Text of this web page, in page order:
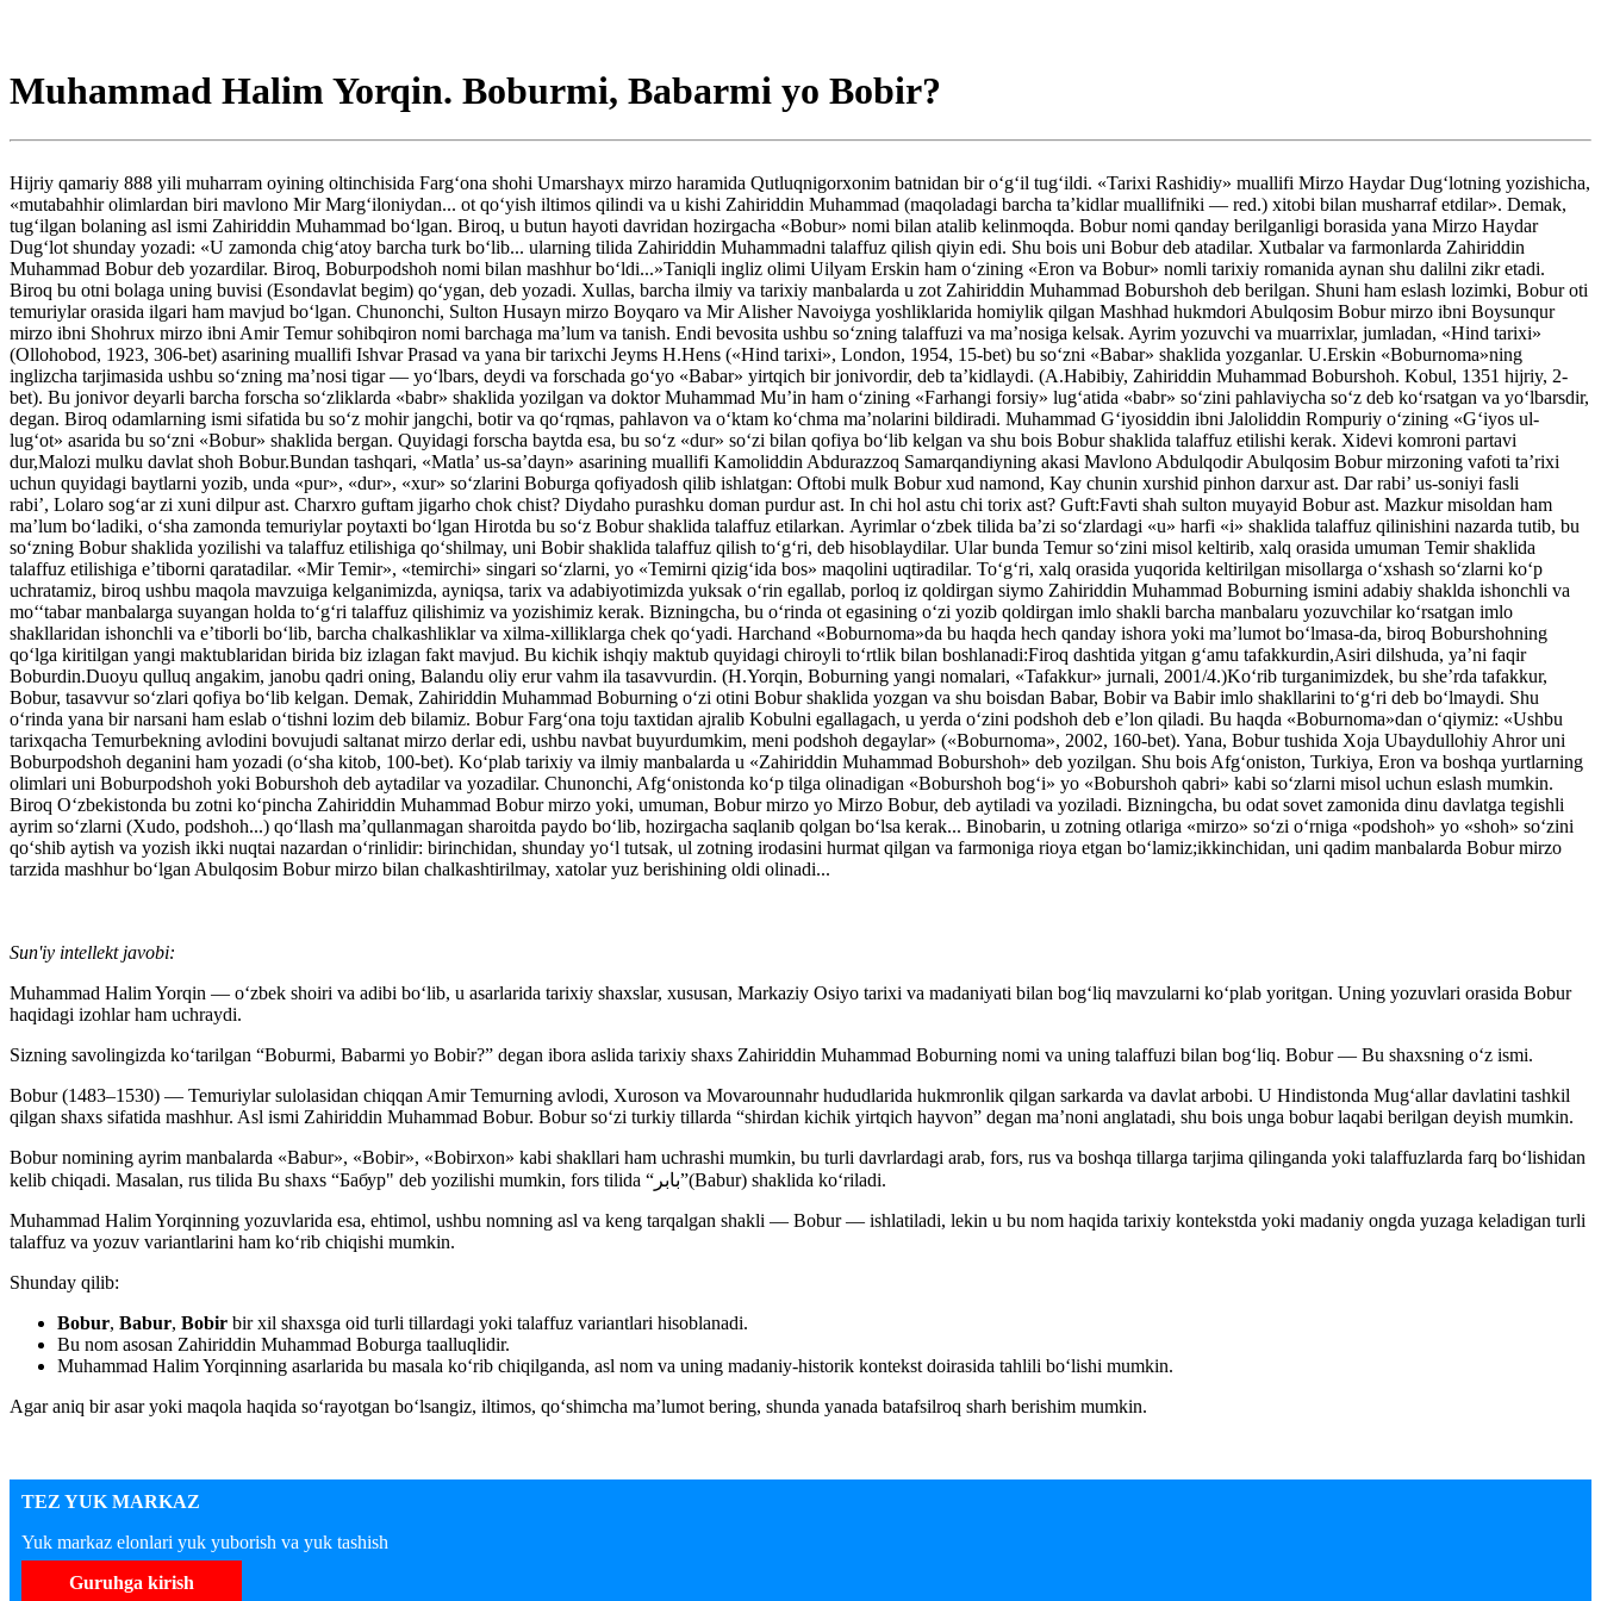
Muhammad Halim Yorqin. Boburmi, Babarmi yo Bobir?
Hijriy qamariy 888 yili muharram oyining oltinchisida Farg‘ona shohi Umarshayx mirzo haramida Qutluqnigorxonim batnidan bir o‘g‘il tug‘ildi. «Tarixi Rashidiy» muallifi Mirzo Haydar Dug‘lotning yozishicha,
«mutabahhir olimlardan biri mavlono Mir Marg‘iloniydan... ot qo‘yish iltimos qilindi va u kishi Zahiriddin Muhammad (maqoladagi barcha ta’kidlar muallifniki — red.) xitobi bilan musharraf etdilar». Demak,
tug‘ilgan bolaning asl ismi Zahiriddin Muhammad bo‘lgan. Biroq, u butun hayoti davridan hozirgacha «Bobur» nomi bilan atalib kelinmoqda. Bobur nomi qanday berilganligi borasida yana Mirzo Haydar
Dug‘lot shunday yozadi: «U zamonda chig‘atoy barcha turk bo‘lib... ularning tilida Zahiriddin Muhammadni talaffuz qilish qiyin edi. Shu bois uni Bobur deb atadilar. Xutbalar va farmonlarda Zahiriddin
Muhammad Bobur deb yozardilar. Biroq, Boburpodshoh nomi bilan mashhur bo‘ldi...»Taniqli ingliz olimi Uilyam Erskin ham o‘zining «Eron va Bobur» nomli tarixiy romanida aynan shu dalilni zikr etadi.
Biroq bu otni bolaga uning buvisi (Esondavlat begim) qo‘ygan, deb yozadi. Xullas, barcha ilmiy va tarixiy manbalarda u zot Zahiriddin Muhammad Boburshoh deb berilgan. Shuni ham eslash lozimki, Bobur oti
temuriylar orasida ilgari ham mavjud bo‘lgan. Chunonchi, Sulton Husayn mirzo Boyqaro va Mir Alisher Navoiyga yoshliklarida homiylik qilgan Mashhad hukmdori Abulqosim Bobur mirzo ibni Boysunqur
mirzo ibni Shohrux mirzo ibni Amir Temur sohibqiron nomi barchaga ma’lum va tanish. Endi bevosita ushbu so‘zning talaffuzi va ma’nosiga kelsak. Ayrim yozuvchi va muarrixlar, jumladan, «Hind tarixi»
(Ollohobod, 1923, 306-bet) asarining muallifi Ishvar Prasad va yana bir tarixchi Jeyms H.Hens («Hind tarixi», London, 1954, 15-bet) bu so‘zni «Babar» shaklida yozganlar. U.Erskin «Boburnoma»ning
inglizcha tarjimasida ushbu so‘zning ma’nosi tigar — yo‘lbars, deydi va forschada go‘yo «Babar» yirtqich bir jonivordir, deb ta’kidlaydi. (A.Habibiy, Zahiriddin Muhammad Boburshoh. Kobul, 1351 hijriy, 2-
bet). Bu jonivor deyarli barcha forscha so‘zliklarda «babr» shaklida yozilgan va doktor Muhammad Mu’in ham o‘zining «Farhangi forsiy» lug‘atida «babr» so‘zini pahlaviycha so‘z deb ko‘rsatgan va yo‘lbarsdir,
degan. Biroq odamlarning ismi sifatida bu so‘z mohir jangchi, botir va qo‘rqmas, pahlavon va o‘ktam ko‘chma ma’nolarini bildiradi. Muhammad G‘iyosiddin ibni Jaloliddin Rompuriy o‘zining «G‘iyos ul-
lug‘ot» asarida bu so‘zni «Bobur» shaklida bergan. Quyidagi forscha baytda esa, bu so‘z «dur» so‘zi bilan qofiya bo‘lib kelgan va shu bois Bobur shaklida talaffuz etilishi kerak. Xidevi komroni partavi
dur,Malozi mulku davlat shoh Bobur.Bundan tashqari, «Matla’ us-sa’dayn» asarining muallifi Kamoliddin Abdurazzoq Samarqandiyning akasi Mavlono Abdulqodir Abulqosim Bobur mirzoning vafoti ta’rixi
uchun quyidagi baytlarni yozib, unda «pur», «dur», «xur» so‘zlarini Boburga qofiyadosh qilib ishlatgan: Oftobi mulk Bobur xud namond, Kay chunin xurshid pinhon darxur ast. Dar rabi’ us-soniyi fasli
rabi’, Lolaro sog‘ar zi xuni dilpur ast. Charxro guftam jigarho chok chist? Diydaho purashku doman purdur ast. In chi hol astu chi torix ast? Guft:Favti shah sulton muyayid Bobur ast. Mazkur misoldan ham
ma’lum bo‘ladiki, o‘sha zamonda temuriylar poytaxti bo‘lgan Hirotda bu so‘z Bobur shaklida talaffuz etilarkan. Ayrimlar o‘zbek tilida ba’zi so‘zlardagi «u» harfi «i» shaklida talaffuz qilinishini nazarda tutib, bu
so‘zning Bobur shaklida yozilishi va talaffuz etilishiga qo‘shilmay, uni Bobir shaklida talaffuz qilish to‘g‘ri, deb hisoblaydilar. Ular bunda Temur so‘zini misol keltirib, xalq orasida umuman Temir shaklida
talaffuz etilishiga e’tiborni qaratadilar. «Mir Temir», «temirchi» singari so‘zlarni, yo «Temirni qizig‘ida bos» maqolini uqtiradilar. To‘g‘ri, xalq orasida yuqorida keltirilgan misollarga o‘xshash so‘zlarni ko‘p
uchratamiz, biroq ushbu maqola mavzuiga kelganimizda, ayniqsa, tarix va adabiyotimizda yuksak o‘rin egallab, porloq iz qoldirgan siymo Zahiriddin Muhammad Boburning ismini adabiy shaklda ishonchli va
mo‘‘tabar manbalarga suyangan holda to‘g‘ri talaffuz qilishimiz va yozishimiz kerak. Bizningcha, bu o‘rinda ot egasining o‘zi yozib qoldirgan imlo shakli barcha manbalaru yozuvchilar ko‘rsatgan imlo
shakllaridan ishonchli va e’tiborli bo‘lib, barcha chalkashliklar va xilma-xilliklarga chek qo‘yadi. Harchand «Boburnoma»da bu haqda hech qanday ishora yoki ma’lumot bo‘lmasa-da, biroq Boburshohning
qo‘lga kiritilgan yangi maktublaridan birida biz izlagan fakt mavjud. Bu kichik ishqiy maktub quyidagi chiroyli to‘rtlik bilan boshlanadi:Firoq dashtida yitgan g‘amu tafakkurdin,Asiri dilshuda, ya’ni faqir
Boburdin.Duoyu qulluq angakim, janobu qadri oning, Balandu oliy erur vahm ila tasavvurdin. (H.Yorqin, Boburning yangi nomalari, «Tafakkur» jurnali, 2001/4.)Ko‘rib turganimizdek, bu she’rda tafakkur,
Bobur, tasavvur so‘zlari qofiya bo‘lib kelgan. Demak, Zahiriddin Muhammad Boburning o‘zi otini Bobur shaklida yozgan va shu boisdan Babar, Bobir va Babir imlo shakllarini to‘g‘ri deb bo‘lmaydi. Shu
o‘rinda yana bir narsani ham eslab o‘tishni lozim deb bilamiz. Bobur Farg‘ona toju taxtidan ajralib Kobulni egallagach, u yerda o‘zini podshoh deb e’lon qiladi. Bu haqda «Boburnoma»dan o‘qiymiz: «Ushbu
tarixqacha Temurbekning avlodini bovujudi saltanat mirzo derlar edi, ushbu navbat buyurdumkim, meni podshoh degaylar» («Boburnoma», 2002, 160-bet). Yana, Bobur tushida Xoja Ubaydullohiy Ahror uni
Boburpodshoh deganini ham yozadi (o‘sha kitob, 100-bet). Ko‘plab tarixiy va ilmiy manbalarda u «Zahiriddin Muhammad Boburshoh» deb yozilgan. Shu bois Afg‘oniston, Turkiya, Eron va boshqa yurtlarning
olimlari uni Boburpodshoh yoki Boburshoh deb aytadilar va yozadilar. Chunonchi, Afg‘onistonda ko‘p tilga olinadigan «Boburshoh bog‘i» yo «Boburshoh qabri» kabi so‘zlarni misol uchun eslash mumkin.
Biroq O‘zbekistonda bu zotni ko‘pincha Zahiriddin Muhammad Bobur mirzo yoki, umuman, Bobur mirzo yo Mirzo Bobur, deb aytiladi va yoziladi. Bizningcha, bu odat sovet zamonida dinu davlatga tegishli
ayrim so‘zlarni (Xudo, podshoh...) qo‘llash ma’qullanmagan sharoitda paydo bo‘lib, hozirgacha saqlanib qolgan bo‘lsa kerak... Binobarin, u zotning otlariga «mirzo» so‘zi o‘rniga «podshoh» yo «shoh» so‘zini
qo‘shib aytish va yozish ikki nuqtai nazardan o‘rinlidir: birinchidan, shunday yo‘l tutsak, ul zotning irodasini hurmat qilgan va farmoniga rioya etgan bo‘lamiz;ikkinchidan, uni qadim manbalarda Bobur mirzo
tarzida mashhur bo‘lgan Abulqosim Bobur mirzo bilan chalkashtirilmay, xatolar yuz berishining oldi olinadi...
Sun'iy intellekt javobi:
Muhammad Halim Yorqin — o‘zbek shoiri va adibi bo‘lib, u asarlarida tarixiy shaxslar, xususan, Markaziy Osiyo tarixi va madaniyati bilan bog‘liq mavzularni ko‘plab yoritgan. Uning yozuvlari orasida Bobur
haqidagi izohlar ham uchraydi.
Sizning savolingizda ko‘tarilgan “Boburmi, Babarmi yo Bobir?” degan ibora aslida tarixiy shaxs Zahiriddin Muhammad Boburning nomi va uning talaffuzi bilan bog‘liq. Bobur — Bu shaxsning o‘z ismi.
Bobur (1483–1530) — Temuriylar sulolasidan chiqqan Amir Temurning avlodi, Xuroson va Movarounnahr hududlarida hukmronlik qilgan sarkarda va davlat arbobi. U Hindistonda Mug‘allar davlatini tashkil
qilgan shaxs sifatida mashhur. Asl ismi Zahiriddin Muhammad Bobur. Bobur so‘zi turkiy tillarda “shirdan kichik yirtqich hayvon” degan ma’noni anglatadi, shu bois unga bobur laqabi berilgan deyish mumkin.
Bobur nomining ayrim manbalarda «Babur», «Bobir», «Bobirxon» kabi shakllari ham uchrashi mumkin, bu turli davrlardagi arab, fors, rus va boshqa tillarga tarjima qilinganda yoki talaffuzlarda farq bo‘lishidan
kelib chiqadi. Masalan, rus tilida Bu shaxs “Бабур" deb yozilishi mumkin, fors tilida “بابر”(Babur) shaklida ko‘riladi.
Muhammad Halim Yorqinning yozuvlarida esa, ehtimol, ushbu nomning asl va keng tarqalgan shakli — Bobur — ishlatiladi, lekin u bu nom haqida tarixiy kontekstda yoki madaniy ongda yuzaga keladigan turli
talaffuz va yozuv variantlarini ham ko‘rib chiqishi mumkin.
Shunday qilib:
Bobur, Babur, Bobir bir xil shaxsga oid turli tillardagi yoki talaffuz variantlari hisoblanadi.
Bu nom asosan Zahiriddin Muhammad Boburga taalluqlidir.
Muhammad Halim Yorqinning asarlarida bu masala ko‘rib chiqilganda, asl nom va uning madaniy-historik kontekst doirasida tahlili bo‘lishi mumkin.
Agar aniq bir asar yoki maqola haqida so‘rayotgan bo‘lsangiz, iltimos, qo‘shimcha ma’lumot bering, shunda yanada batafsilroq sharh berishim mumkin.
TEZ YUK MARKAZ
Yuk markaz elonlari yuk yuborish va yuk tashish
Guruhga kirish